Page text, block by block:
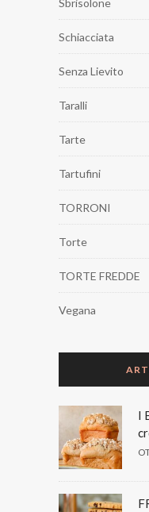
Sbrisolone
Schiacciata
Senza Lievito
Taralli
Tarte
Tartufini
TORRONI
Torte
TORTE FREDDE
Vegana
I